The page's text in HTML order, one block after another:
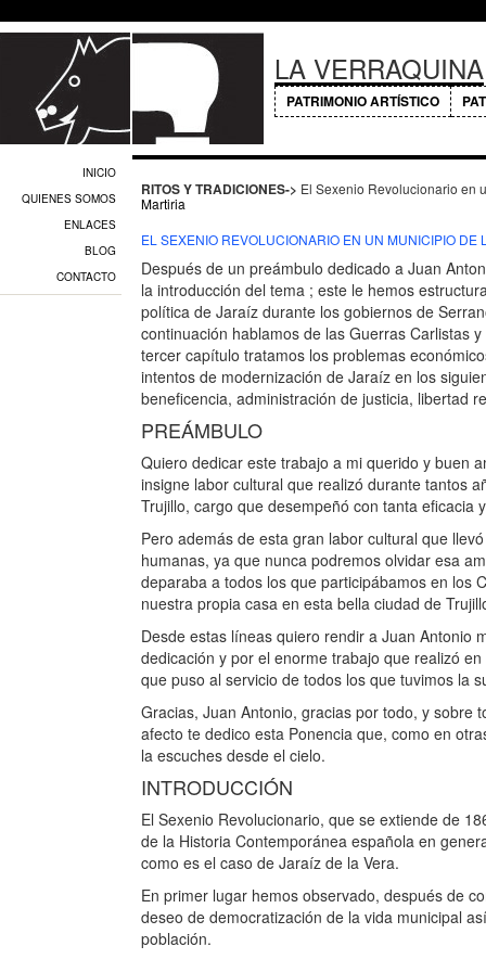
LA VERRAQUINA
PATRIMONIO ARTÍSTICO
INICIO
QUIENES SOMOS
ENLACES
BLOG
CONTACTO
RITOS Y TRADICIONES-> El Sexenio Revolucionario en
Martiria
EL SEXENIO REVOLUCIONARIO EN UN MUNICIPIO DE
Después de un preámbulo dedicado a Juan
la introducción del tema ; este le hemos
política de Jaraíz durante los gobiernos de
continuación hablamos de las Guerras Carlistas
tercer capítulo tratamos los problemas
intentos de modernización de Jaraíz en los
beneficencia, administración de justicia, libertad
PREÁMBULO
Quiero dedicar este trabajo a mi querido y buen
insigne labor cultural que realizó durante tantos
Trujillo, cargo que desempeñó con tanta eficacia
Pero además de esta gran labor cultural que
humanas, ya que nunca podremos olvidar esa
deparaba a todos los que participábamos en los
nuestra propia casa en esta bella ciudad de
Desde estas líneas quiero rendir a Juan Antonio
dedicación y por el enorme trabajo que realizó
que puso al servicio de todos los que tuvimos la
Gracias, Juan Antonio, gracias por todo, y sobre
afecto te dedico esta Ponencia que, como en
la escuches desde el cielo.
INTRODUCCIÓN
El Sexenio Revolucionario, que se extiende de
de la Historia Contemporánea española en
como es el caso de Jaraíz de la Vera.
En primer lugar hemos observado, después de
deseo de democratización de la vida municipal
población.